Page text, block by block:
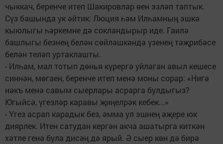
чыккач, беренче итеп Шакировлар өен эзләп таптык.
Сүз башында ук әйтик: Люция һәм Илһамның эшкә
кыюлыгы һәркемне дә сокландырыр иде. Гаилә
башлыгы безнең белән сөйләшкәндә үзенең тәҗрибәсе
белән теләп уртак­лашты.
- Илһам, мал тотып дөнья күрергә уйлаган авыл кешесе
синнән, мөгаен, беренче итеп менә моны сорар: «Нигә
нәкъ менә савым сыерлары асрарга булдыгыз?
Югыйсә, үгезләр каравы җиңелрәк кебек...»
- Үгез асрап карадык без, әмма ул эшнең әҗере юк
диярлек. Итен сатудан кергән акча ашатырга киткән
хәтле генә була дисәң дә ярый. Ә сыер көн дә бирә